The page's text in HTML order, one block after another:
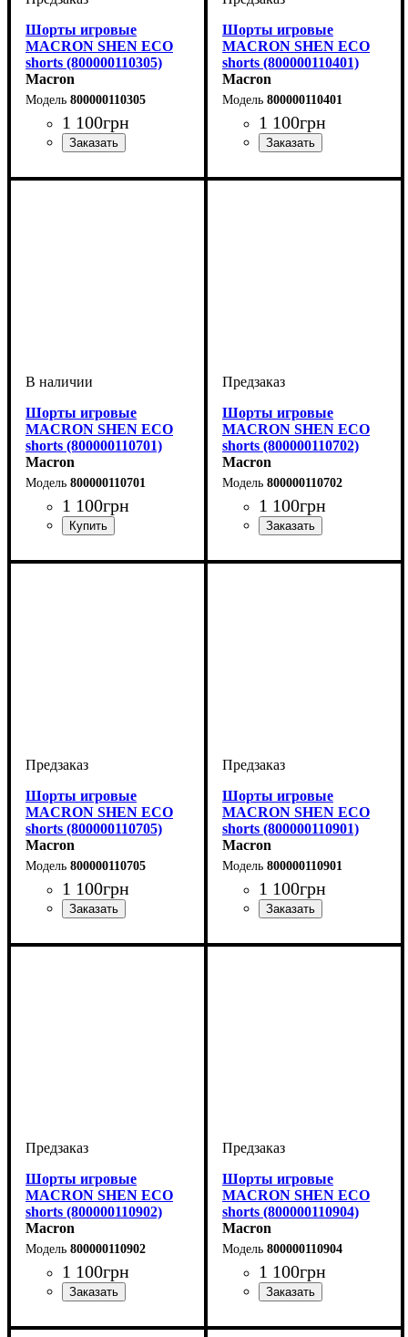
Шорты игровые
MACRON SHEN ECO
shorts (800000110305)
Macron
800000110305
1 100грн
Шорты игровые
MACRON SHEN ECO
shorts (800000110401)
Macron
800000110401
1 100грн
Шорты игровые
MACRON SHEN ECO
shorts (800000110701)
Macron
800000110701
1 100грн
Шорты игровые
MACRON SHEN ECO
shorts (800000110702)
Macron
800000110702
1 100грн
Шорты игровые
MACRON SHEN ECO
shorts (800000110705)
Macron
800000110705
1 100грн
Шорты игровые
MACRON SHEN ECO
shorts (800000110901)
Macron
800000110901
1 100грн
Шорты игровые
MACRON SHEN ECO
shorts (800000110902)
Macron
800000110902
1 100грн
Шорты игровые
MACRON SHEN ECO
shorts (800000110904)
Macron
800000110904
1 100грн